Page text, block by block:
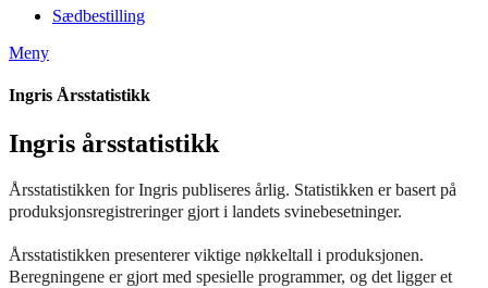
Sædbestilling
Meny
Ingris Årsstatistikk
Ingris årsstatistikk
Årsstatistikken for Ingris publiseres årlig. Statistikken er basert på
produksjonsregistreringer gjort i landets svinebesetninger.
Årsstatistikken presenterer viktige nøkkeltall i produksjonen.
Beregningene er gjort med spesielle programmer, og det ligger et